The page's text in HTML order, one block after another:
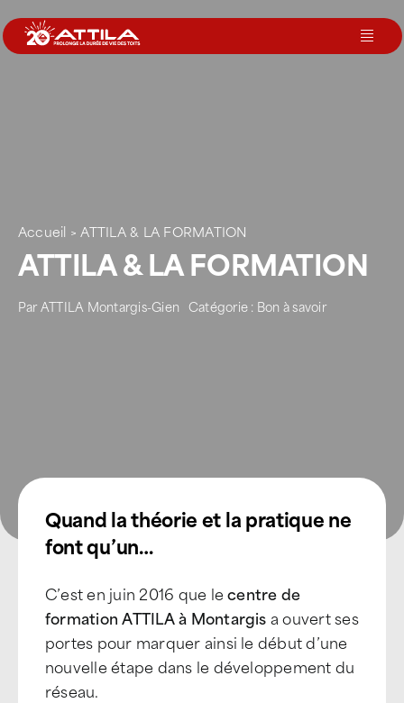
au
contenu
Votre toit
Accueil >ATTILA & LA FORMATION
ATTILA & LA FORMATION
ParATTILA Montargis-Gien Catégorie : Bon à savoir
Quand la théorie et la pratique ne
font qu’un…
C’est en juin 2016 que lecentre de
formation ATTILA à Montargisa ouvert ses
portes pour marquer ainsi le début d’une
nouvelle étape dans le développement du
réseau.